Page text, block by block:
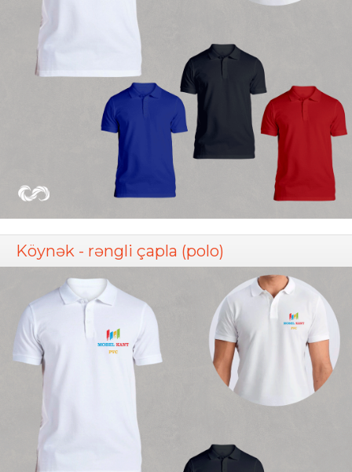
Köynək - rəngli çapla (polo)